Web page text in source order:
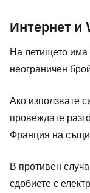
Интернет и
На летището има
неограничен
Ако използвате
провеждате
Франция на
В противен
сдобиете с